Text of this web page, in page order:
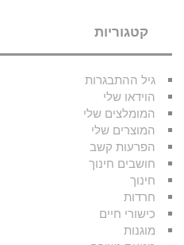
קטגוריות
גיל ההתבגרות
הוידאו שלי
המומלצים שלי
המוצרים שלי
הפרעות קשב
חושבים חינוך
חינוך
חרדות
כישורי חיים
מוגנות